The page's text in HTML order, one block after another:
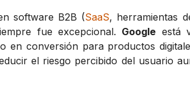
software B2B (SaaS, herramientas
fue excepcional. Google está
conversión para productos
el riesgo percibido del usuario